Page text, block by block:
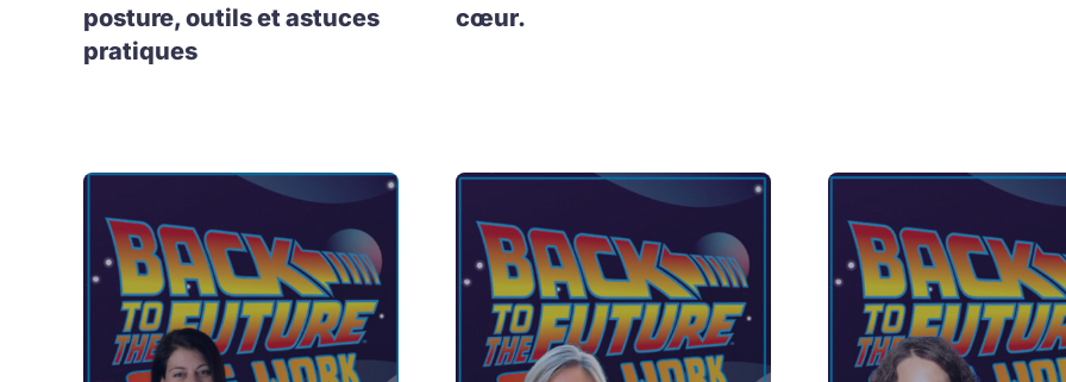
posture, outils et astuces
pratiques
cœur.